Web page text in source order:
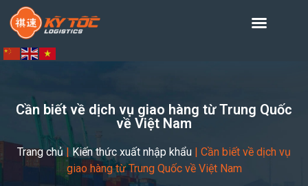
Cần biết về dịch vụ giao hàng từ Trung Quốc
về Việt Nam
Trang chủ | Kiến thức xuất nhập khẩu | Cần biết về dịch vụ
giao hàng từ Trung Quốc về Việt Nam